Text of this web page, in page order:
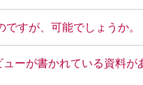
すが、可能でしょうか。
ーが書かれている資料